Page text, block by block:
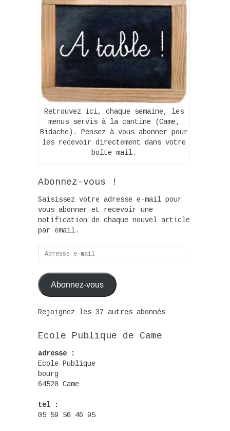
Retrouvez ici, chaque semaine, les
menus servis à la cantine (Came,
Bidache). Pensez à vous abonner pour
les recevoir directement dans votre
boîte mail.
Abonnez-vous !
Saisissez votre adresse e-mail pour
vous abonner et recevoir une
notification de chaque nouvel article
par email.
Adresse
e-
mail
Abonnez-vous
Rejoignez les 37 autres abonnés
Ecole Publique de Came
adresse :
Ecole Publique
bourg
64520 Came
tel :
05 59 56 46 95